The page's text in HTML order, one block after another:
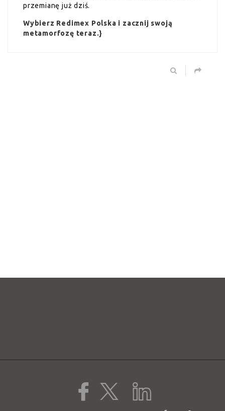
przemianę już dziś.
Wybierz Redimex Polska i zacznij swoją
metamorfozę teraz.}